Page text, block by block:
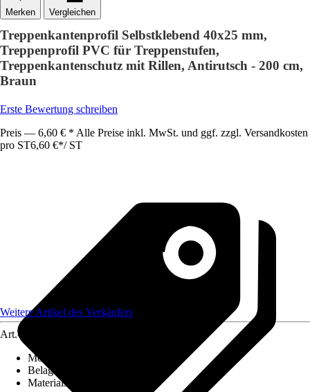
Vergleichen
Treppenkantenprofil Selbstklebend 40x25 mm,
Treppenprofil PVC für Treppenstufen,
Treppenkantenschutz mit Rillen, Antirutsch - 200 cm,
Braun
Erste Bewertung schreiben
Preis — 6,60 € * Alle Preise inkl. MwSt. und ggf. zzgl. Versandkosten
pro ST6,60 €*/ ST
Weitere Artikel des Verkäufers
Art.-Nr.
Montageart
Belagstärke
Materialspezifizierung